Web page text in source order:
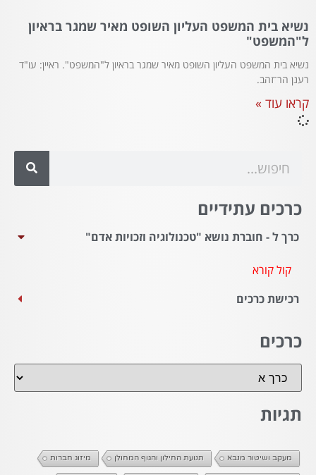
נשיא בית המשפט העליון השופט מאיר שמגר בראיון
ל"המשפט"
נשיא בית המשפט העליון השופט מאיר שמגר בראיון ל"המשפט". ראיין: עו"ד
רענן הר־זהב.
קראו עוד »
כרכים עתידיים
כרך ל - חוברת נושא "טכנולוגיה וזכויות אדם"
קול קורא
רכישת כרכים
כרכים
תגיות
מעקב ושיטור מנבא תנועת החילון והגוף המחולן מיזוג חברות